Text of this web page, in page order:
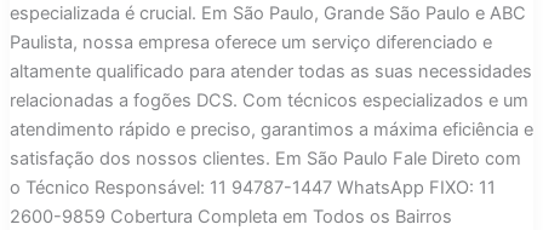
especializada é crucial. Em São Paulo, Grande São Paulo e ABC
Paulista, nossa empresa oferece um serviço diferenciado e
altamente qualificado para atender todas as suas necessidades
relacionadas a fogões DCS. Com técnicos especializados e um
atendimento rápido e preciso, garantimos a máxima eficiência e
satisfação dos nossos clientes. Em São Paulo Fale Direto com
o Técnico Responsável: 11 94787-1447 WhatsApp FIXO: 11
2600-9859 Cobertura Completa em Todos os Bairros